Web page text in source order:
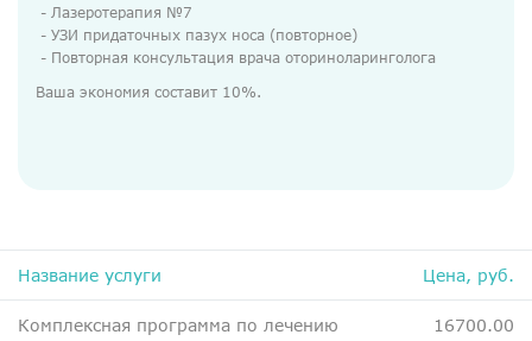
Медосмотры
Новости
Контакты
- Лазеротерапия №7
- УЗИ придаточных пазух носа (повторное)
- Повторная консультация врача оториноларинголога
Ваша экономия составит 10%.
Название услуги Цена, руб.
Комплексная программа по лечению
16700.00